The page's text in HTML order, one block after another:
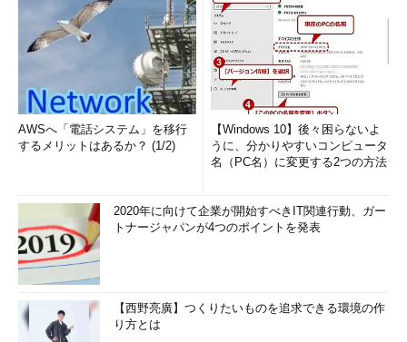
コピーした環境（.vhdファイル）の仮想マシンを起動後、
NewSIDでSIDの値を変更し、さらにコンピュータ名やネットワ
ーク設定などを変更すればよい。使用するOSイメージはActive
Directoryに参加した状態ではなく、ワークグループ構成のまま
保存したものを利用するのがよいだろう。このようなツールで
は、標準的な場所に記録されているSIDのみを変更の対象として
いるので、もしアプリケーションが独自にSIDの値を取得／保存
AWSへ「電話システム」を移行
するメリットはあるか？ (1/2)
【Windows 10】後々困らないよ
うに、分かりやすいコンピュータ
名（PC名）に変更する2つの方法
2020年に向けて企業が開始すべきIT関連行動、ガー
トナージャパンが4つのポイントを発表
【西野亮廣】つくりたいものを追求できる環境の作
り方とは